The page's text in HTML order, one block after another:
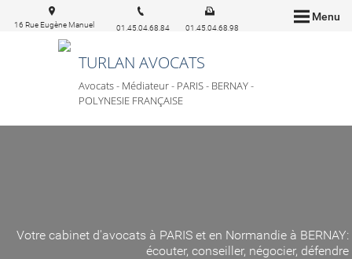
Menu
TURLAN AVOCATS
Avocats - Médiateur - PARIS - BERNAY -
POLYNESIE FRANÇAISE
16 Rue Eugène Manuel
01.45.04.68.84 01.45.04.68.98
Votre cabinet d'avocats à PARIS et en Normandie à BERNAY:
écouter, conseiller, négocier, défendre